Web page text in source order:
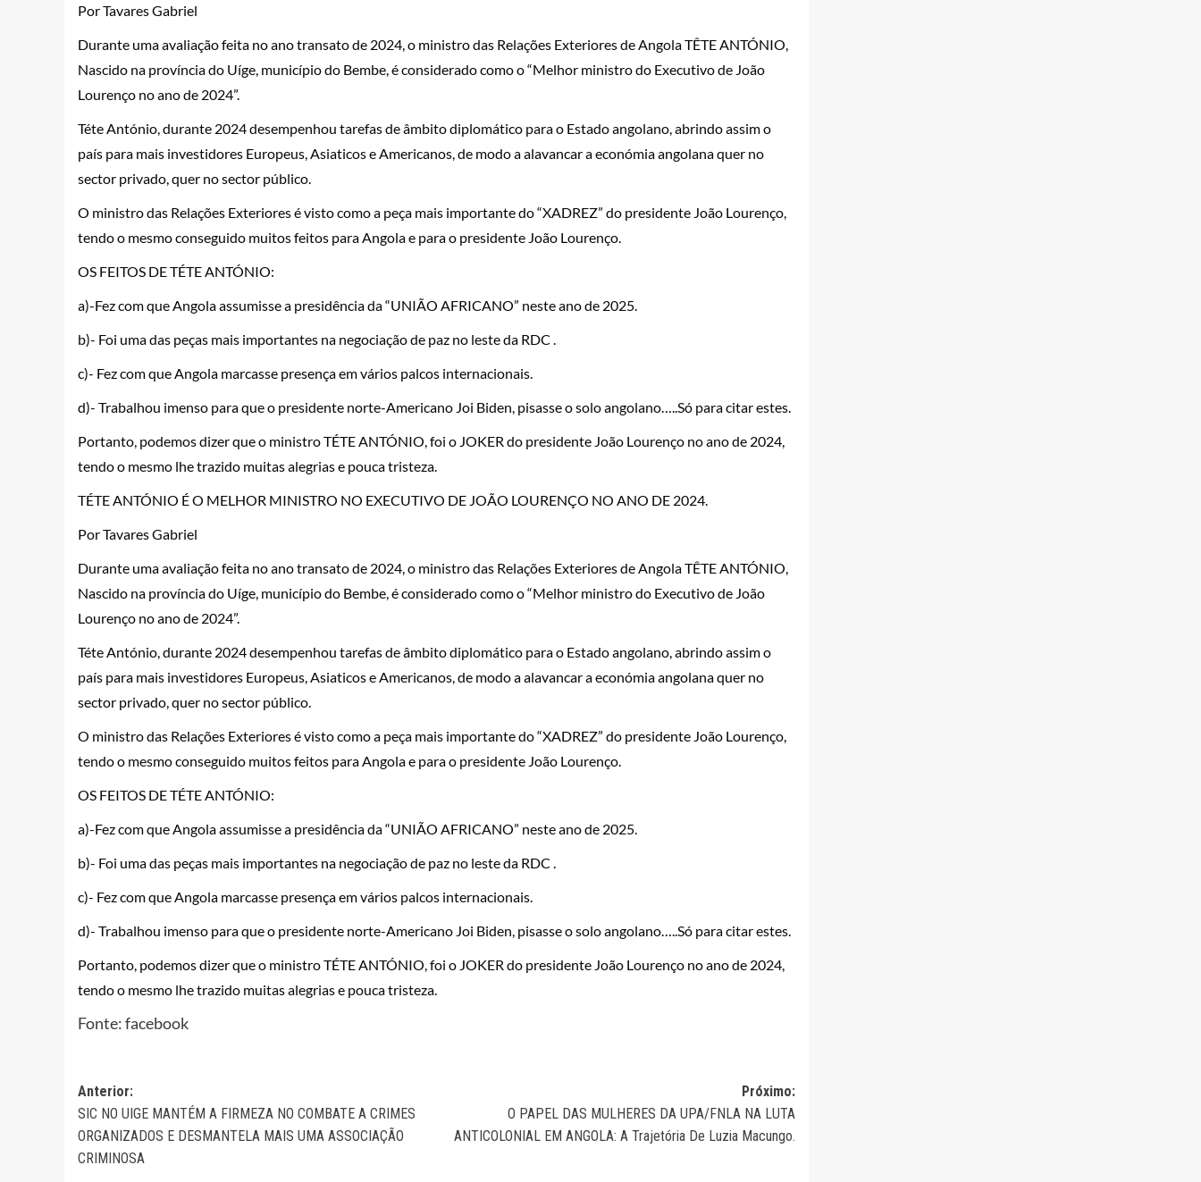
Por Tavares Gabriel
Durante uma avaliação feita no ano transato de 2024, o ministro das Relações Exteriores de Angola TÊTE ANTÓNIO,
Nascido na província do Uíge, município do Bembe, é considerado como o “Melhor ministro do Executivo de João
Lourenço no ano de 2024”.
Téte António, durante 2024 desempenhou tarefas de âmbito diplomático para o Estado angolano, abrindo assim o
país para mais investidores Europeus, Asiaticos e Americanos, de modo a alavancar a económia angolana quer no
sector privado, quer no sector público.
O ministro das Relações Exteriores é visto como a peça mais importante do “XADREZ” do presidente João Lourenço,
tendo o mesmo conseguido muitos feitos para Angola e para o presidente João Lourenço.
OS FEITOS DE TÉTE ANTÓNIO:
a)-Fez com que Angola assumisse a presidência da “UNIÃO AFRICANO” neste ano de 2025.
b)- Foi uma das peças mais importantes na negociação de paz no leste da RDC .
c)- Fez com que Angola marcasse presença em vários palcos internacionais.
d)- Trabalhou imenso para que o presidente norte-Americano Joi Biden, pisasse o solo angolano…..Só para citar estes.
Portanto, podemos dizer que o ministro TÉTE ANTÓNIO, foi o JOKER do presidente João Lourenço no ano de 2024,
tendo o mesmo lhe trazido muitas alegrias e pouca tristeza.
TÉTE ANTÓNIO É O MELHOR MINISTRO NO EXECUTIVO DE JOÃO LOURENÇO NO ANO DE 2024.
Por Tavares Gabriel
Durante uma avaliação feita no ano transato de 2024, o ministro das Relações Exteriores de Angola TÊTE ANTÓNIO,
Nascido na província do Uíge, município do Bembe, é considerado como o “Melhor ministro do Executivo de João
Lourenço no ano de 2024”.
Téte António, durante 2024 desempenhou tarefas de âmbito diplomático para o Estado angolano, abrindo assim o
país para mais investidores Europeus, Asiaticos e Americanos, de modo a alavancar a económia angolana quer no
sector privado, quer no sector público.
O ministro das Relações Exteriores é visto como a peça mais importante do “XADREZ” do presidente João Lourenço,
tendo o mesmo conseguido muitos feitos para Angola e para o presidente João Lourenço.
OS FEITOS DE TÉTE ANTÓNIO:
a)-Fez com que Angola assumisse a presidência da “UNIÃO AFRICANO” neste ano de 2025.
b)- Foi uma das peças mais importantes na negociação de paz no leste da RDC .
c)- Fez com que Angola marcasse presença em vários palcos internacionais.
d)- Trabalhou imenso para que o presidente norte-Americano Joi Biden, pisasse o solo angolano…..Só para citar estes.
Portanto, podemos dizer que o ministro TÉTE ANTÓNIO, foi o JOKER do presidente João Lourenço no ano de 2024,
tendo o mesmo lhe trazido muitas alegrias e pouca tristeza.
Fonte: facebook
Navegação
de
artigos
Anterior:
SIC NO UIGE MANTÉM A FIRMEZA NO COMBATE A CRIMES
ORGANIZADOS E DESMANTELA MAIS UMA ASSOCIAÇÃO
CRIMINOSA
Próximo:
O PAPEL DAS MULHERES DA UPA/FNLA NA LUTA
ANTICOLONIAL EM ANGOLA: A Trajetória De Luzia Macungo.